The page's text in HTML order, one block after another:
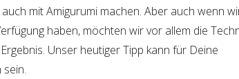
mit Amigurumi machen. Aber auch wenn
haben, möchten wir vor allem die
Unser heutiger Tipp kann für Deine
sein.